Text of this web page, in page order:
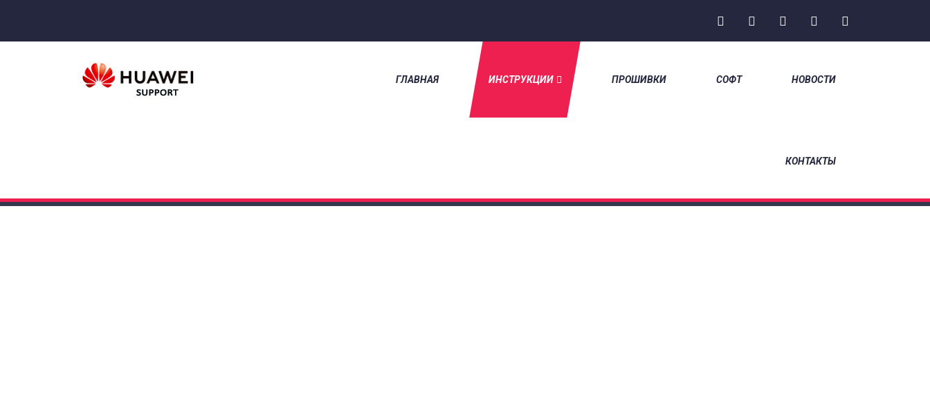
ГЛАВНАЯ ИНСТРУКЦИИ ПРОШИВКИ СОФТ НОВОСТИ
КОНТАКТЫ
НА ГЛАВНУЮ